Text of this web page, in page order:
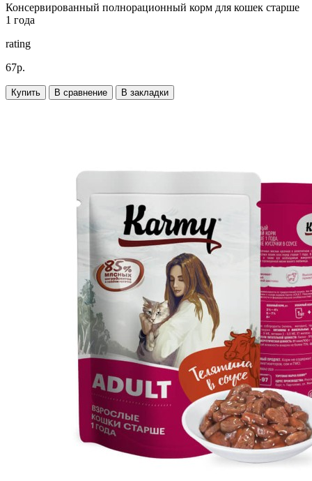
Консервированный полнорационный корм для кошек старше
1 года
rating
67р.
Купить В сравнение В закладки